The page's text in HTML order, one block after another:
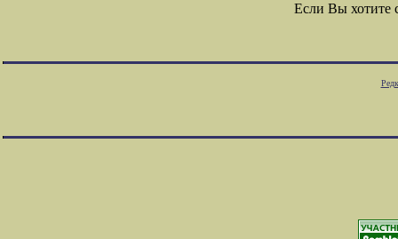
Если Вы хотите